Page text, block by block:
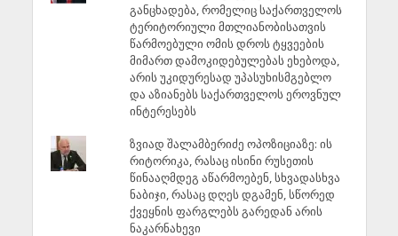
განცხადება, რომელიც საქართველოს
ტერიტორიული მთლიანობისათვის
წარმოებული ომის დროს ტყვეების
მიმართ დამოკიდებულებას ეხებოდა,
არის უკიდურესად უპასუხისმგებლო
და აზიანებს საქართველოს ეროვნულ
ინტერესებს
ზვიად შალამბერიძე ოპოზიციაზე: ის
რიტორიკა, რასაც ისინი რუსეთის
წინააღმდეგ აწარმოებენ, სხვადასხვა
ნაბიჯი, რასაც დღეს დგამენ, სწორედ
ქვეყნის ფარგლებს გარედან არის
ნაკარნახევი